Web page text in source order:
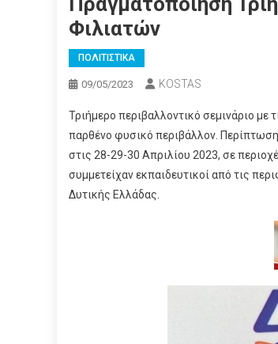
Φιλιατών
ΠΟΛΙΤΙΣΤΙΚΑ
09/05/2023 KOSTAS
Τριήμερο περιβαλλοντικό σεμινάριο
παρθένο φυσικό περιβάλλον.
στις 28-29-30 Απριλίου 2023, σε
συμμετείχαν εκπαιδευτικοί από τις
Δυτικής Ελλάδας.